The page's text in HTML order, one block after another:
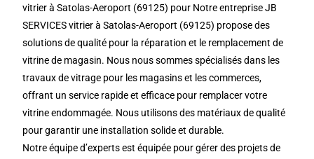
vitrier à Satolas-Aeroport (69125) pour Notre entreprise JB
SERVICES vitrier à Satolas-Aeroport (69125) propose des
solutions de qualité pour la réparation et le remplacement de
vitrine de magasin. Nous nous sommes spécialisés dans les
travaux de vitrage pour les magasins et les commerces,
offrant un service rapide et efficace pour remplacer votre
vitrine endommagée. Nous utilisons des matériaux de qualité
pour garantir une installation solide et durable.
Notre équipe d’experts est équipée pour gérer des projets de